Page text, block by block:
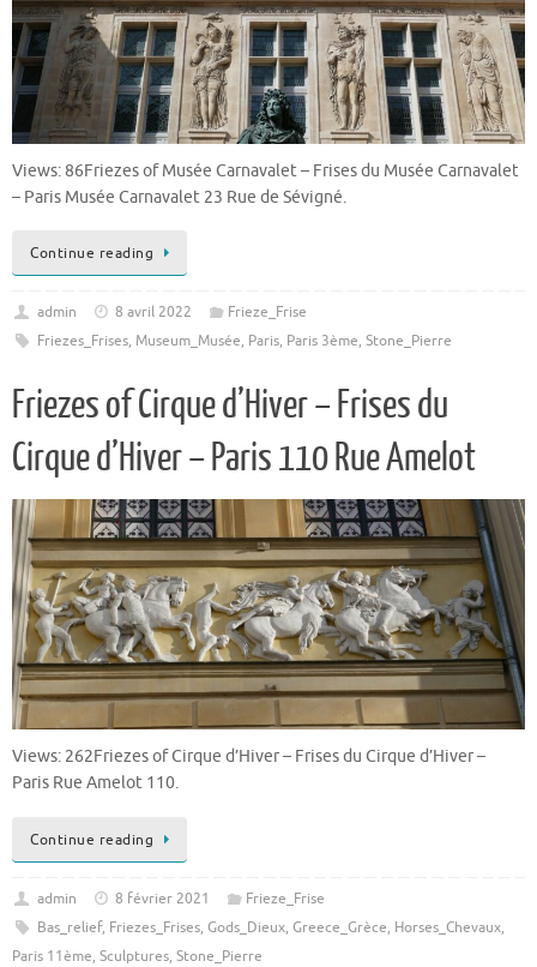
Views: 86Friezes of Musée Carnavalet – Frises du Musée Carnavalet
– Paris Musée Carnavalet 23 Rue de Sévigné.
Continue reading
admin 8 avril 2022
Frieze_Frise
Friezes_Frises, Museum_Musée, Paris, Paris 3ème, Stone_Pierre
Friezes of Cirque d’Hiver – Frises du
Cirque d’Hiver – Paris 110 Rue Amelot
Views: 262Friezes of Cirque d’Hiver – Frises du Cirque d’Hiver –
Paris Rue Amelot 110.
Continue reading
admin 8 février 2021
Frieze_Frise
Bas_relief, Friezes_Frises, Gods_Dieux, Greece_Grèce, Horses_Chevaux,
Paris 11ème, Sculptures, Stone_Pierre